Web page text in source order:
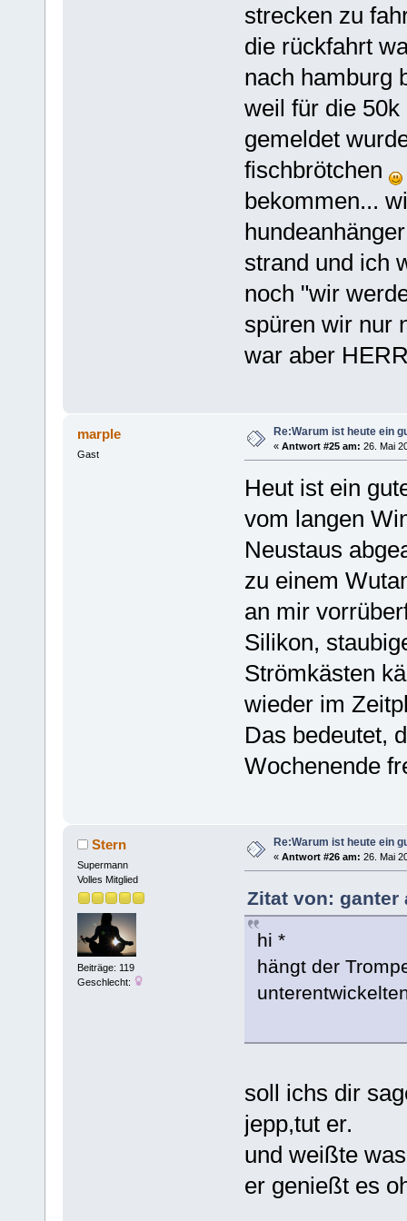
strecken zu
die rückfahrt
nach hamburg
weil für die
gemeldet
fischbrötchen
bekommen...
strand und ich
noch "wir
spüren wir nur
war aber
marple
Gast
Re:Warum ist heute ein
« Antwort #25 am: 26. Mai
Heut ist ein
vom langen
Neustaus
zu einem
an mir
Silikon,
Strömkästen
wieder im
Das bedeutet,
Wochenende
Stern
Supermann
Volles Mitglied
Beiträge: 119
Geschlecht:
Re:Warum ist heute ein
« Antwort #26 am: 26. Mai
Zitat von: ganter
hi *
hängt der
soll ichs dir
jepp,tut er.
und weißte
er genießt es